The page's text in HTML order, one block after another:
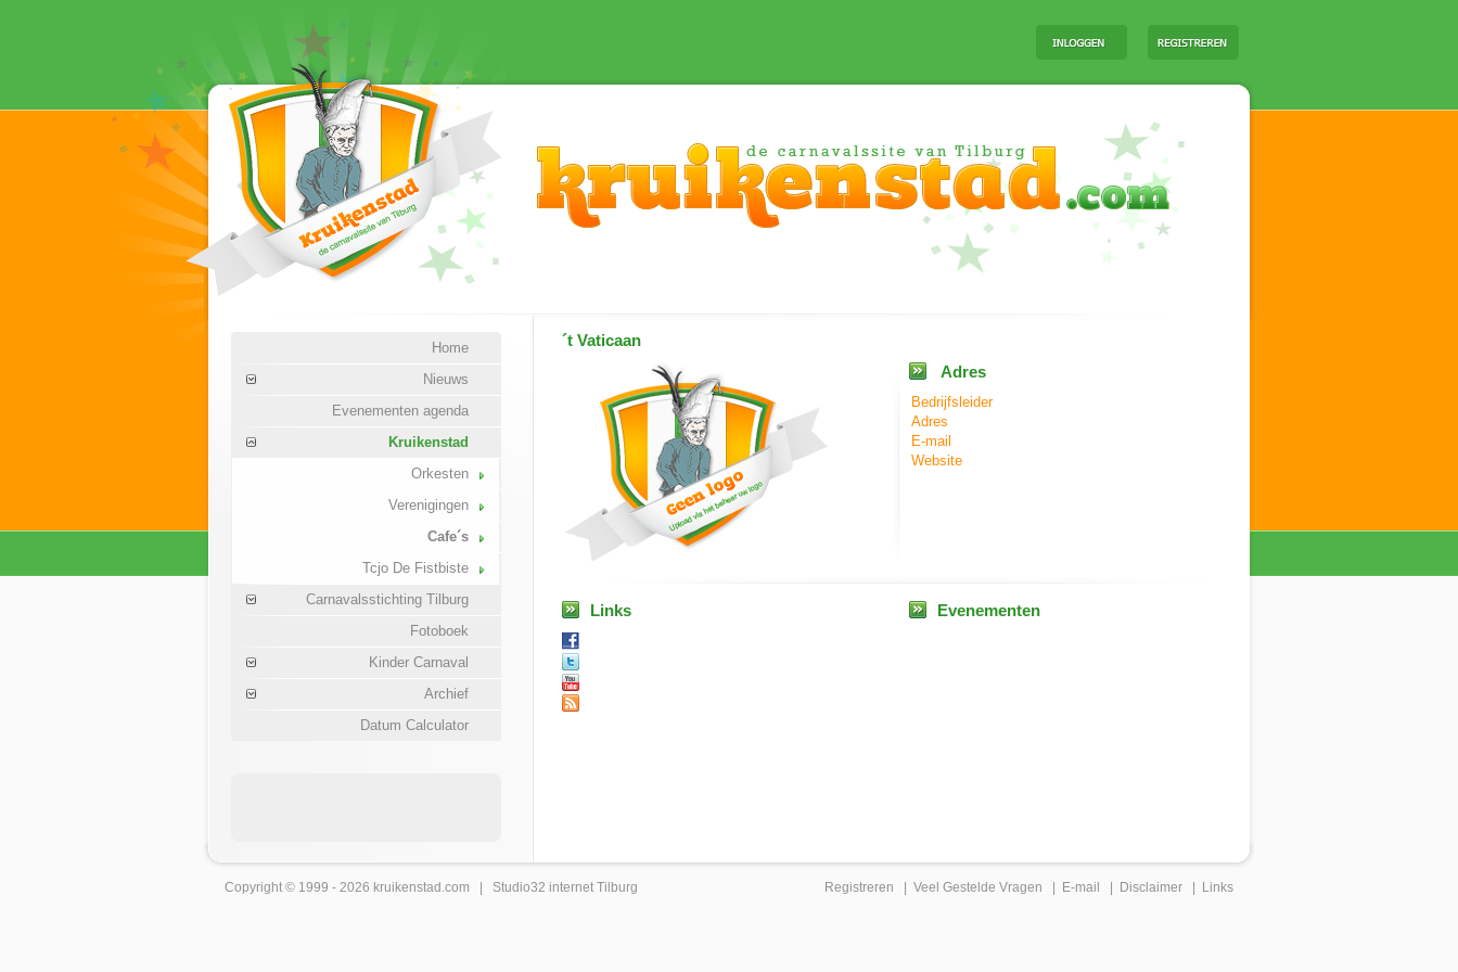
Home
Nieuws
Evenementen agenda
Kruikenstad
Orkesten
Verenigingen
Cafe´s
Tcjo De Fistbiste
Carnavalsstichting Tilburg
Fotoboek
Kinder Carnaval
Archief
Datum Calculator
´t Vaticaan
Adres
Bedrijfsleider
Adres
E-mail
Website
Links Evenementen
Copyright © 1999 - 2026 kruikenstad .com | Studio32 internet Tilburg Registreren Veel Gestelde Vragen E-mail Disclaimer Links